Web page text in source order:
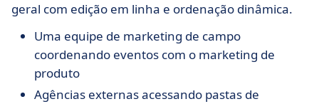
geral com edição em linha e ordenação dinâmica.
Uma equipe de marketing de campo
coordenando eventos com o marketing de
produto
Agências externas acessando pastas de